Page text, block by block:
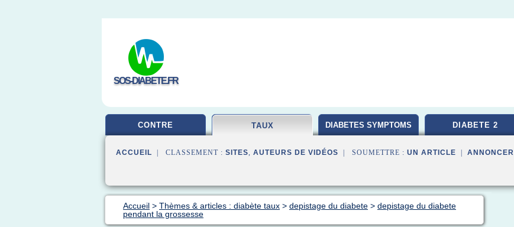
SOS-DIABETE.FR
CONTRE TAUX DIABETES SYMPTOMS DIABETE 2
ACCUEIL | CLASSEMENT : SITES, AUTEURS DE VIDÉOS | SOUMETTRE : UN ARTICLE ANNONCER
Accueil > Thèmes & articles : diabète taux > depistage du diabete > depistage du diabete
pendant la grossesse